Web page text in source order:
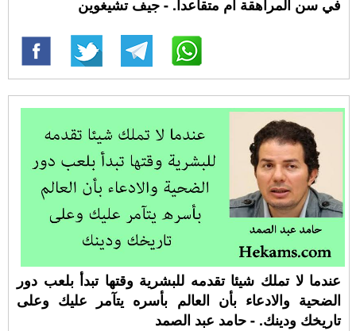
في سن المراهقة أم متقاعدا. - جيف تشيغوين
عندما لا تملك شيئا تقدمه للبشرية وقتها تبدأ بلعب دور
الضحية والادعاء بأن العالم بأسره يتآمر عليك وعلى
تاريخك ودينك. - حامد عبد الصمد